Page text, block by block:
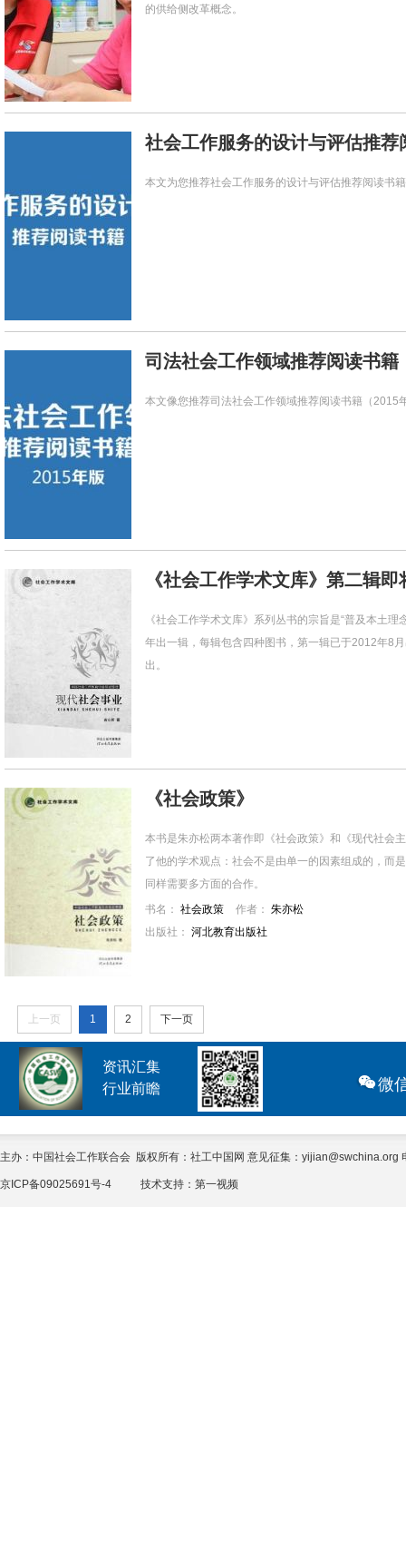
的供给侧改革概念。
社会工作服务的设计与评估推荐
本文为您推荐社会工作服务的设计与评估推荐阅读书
司法社会工作领域推荐阅读书籍
本文像您推荐司法社会工作领域推荐阅读书籍（2015
《社会工作学术文库》第二辑即
《社会工作学术文库》系列丛书的宗旨是“普及本土理
年出一辑，每辑包含四种图书，第一辑已于2012年8
出。
《社会政策》
本书是朱亦松两本著作即《社会政策》和《现代社会
了他的学术观点：社会不是由单一的因素组成的，而
同样需要多方面的合作。
书名： 社会政策 作者： 朱亦松
出版社： 河北教育出版社
上一页 1 2 下一页
资讯汇集
行业前瞻
微
主办：中国社会工作联合会 版权所有：社工中国网 意见征集：yijian@swchina.org
京ICP备09025691号-4 技术支持： 第一视频